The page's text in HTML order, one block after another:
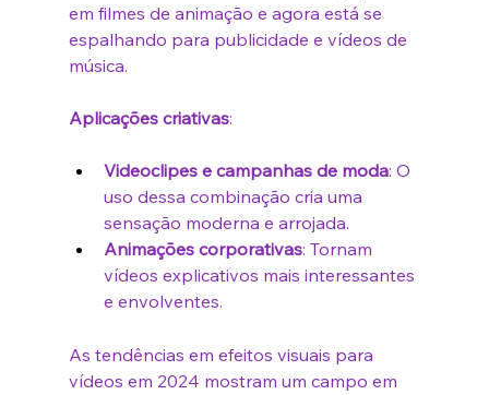
em filmes de animação e agora está se
espalhando para publicidade e vídeos de
música.
Aplicações criativas:
Videoclipes e campanhas de moda: O
uso dessa combinação cria uma
sensação moderna e arrojada.
Animações corporativas: Tornam
vídeos explicativos mais interessantes
e envolventes.
As tendências em efeitos visuais para
vídeos em 2024 mostram um campo em